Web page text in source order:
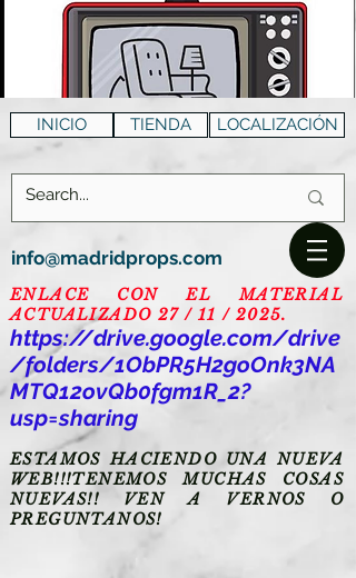
INICIO TIENDA LOCALIZACIÓN
info@madridprops.com
ENLACE CON EL MATERIAL
ACTUALIZADO 27 / 11 / 2025.
https://drive.google.com/drive
/folders/1ObPR5H2goOnk3NA
MTQ12ovQb0fgm1R_2?
usp=sharing
ESTAMOS HACIENDO UNA NUEVA
WEB!!!TENEMOS MUCHAS COSAS
NUEVAS!! VEN A VERNOS O
PREGUNTANOS!